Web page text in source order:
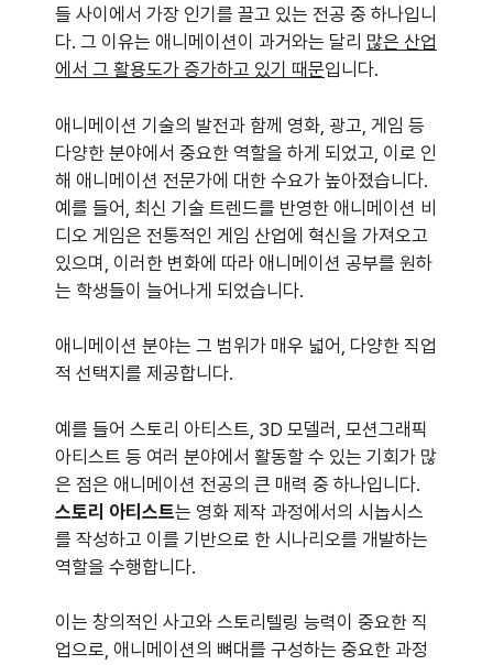
들 사이에서 가장 인기를 끌고 있는 전공 중 하나입니
다. 그 이유는 애니메이션이 과거와는 달리 많은 산업
에서 그 활용도가 증가하고 있기 때문입니다.
애니메이션 기술의 발전과 함께 영화, 광고, 게임 등
다양한 분야에서 중요한 역할을 하게 되었고, 이로 인
해 애니메이션 전문가에 대한 수요가 높아졌습니다.
예를 들어, 최신 기술 트렌드를 반영한 애니메이션 비
디오 게임은 전통적인 게임 산업에 혁신을 가져오고
있으며, 이러한 변화에 따라 애니메이션 공부를 원하
는 학생들이 늘어나게 되었습니다.
애니메이션 분야는 그 범위가 매우 넓어, 다양한 직업
적 선택지를 제공합니다.
예를 들어 스토리 아티스트, 3D 모델러, 모션그래픽
아티스트 등 여러 분야에서 활동할 수 있는 기회가 많
은 점은 애니메이션 전공의 큰 매력 중 하나입니다.
스토리 아티스트는 영화 제작 과정에서의 시놉시스
를 작성하고 이를 기반으로 한 시나리오를 개발하는
역할을 수행합니다.
이는 창의적인 사고와 스토리텔링 능력이 중요한 직
업으로, 애니메이션의 뼈대를 구성하는 중요한 과정